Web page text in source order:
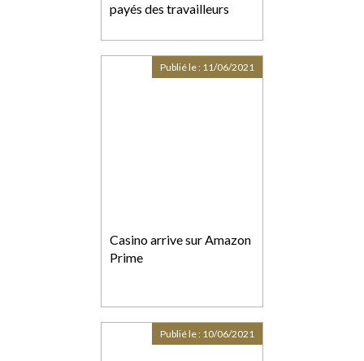
payés des travailleurs
Casino arrive sur Amazon
Prime
Publié le : 11/06/2021
Publié le : 10/06/2021